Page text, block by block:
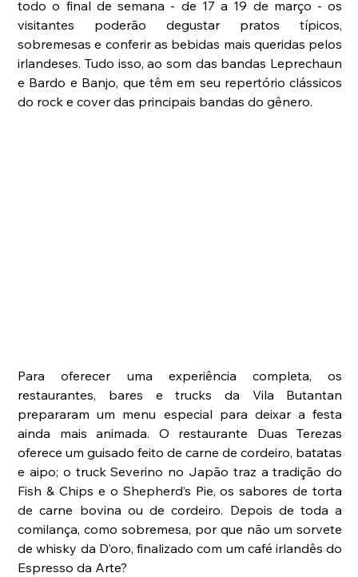
todo o final de semana - de 17 a 19 de março - os
visitantes poderão degustar pratos típicos,
sobremesas e conferir as bebidas mais queridas pelos
irlandeses. Tudo isso, ao som das bandas Leprechaun
e Bardo e Banjo, que têm em seu repertório clássicos
do rock e cover das principais bandas do gênero.
Para oferecer uma experiência completa, os
restaurantes, bares e trucks da Vila Butantan
prepararam um menu especial para deixar a festa
ainda mais animada. O restaurante Duas Terezas
oferece um guisado feito de carne de cordeiro, batatas
e aipo; o truck Severino no Japão traz a tradição do
Fish & Chips e o Shepherd’s Pie, os sabores de torta
de carne bovina ou de cordeiro. Depois de toda a
comilança, como sobremesa, por que não um sorvete
de whisky da D’oro, finalizado com um café irlandês do
Espresso da Arte?